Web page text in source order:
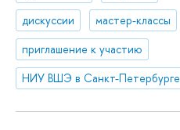
дискуссии
мастер-классы
приглашение к участию
НИУ ВШЭ в Санкт-Петербурге